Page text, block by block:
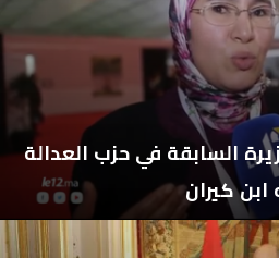
السابقة في حزب العدالة
ابن كيران